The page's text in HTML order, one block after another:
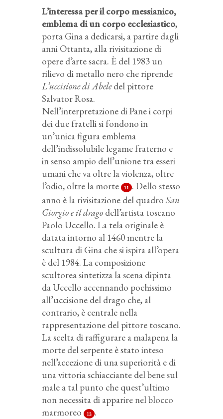
L’interessa per il corpo messianico,
emblema di un corpo ecclesiastico,
porta Gina a dedicarsi, a partire dagli
anni Ottanta, alla rivisitazione di
opere d’arte sacra. È del 1983 un
rilievo di metallo nero che riprende
L’uccisione di Abeledel pittore
Salvator Rosa.
Nell’interpretazione di Pane i corpi
dei due fratelli si fondono in
un’unica figura emblema
dell’indissolubile legame fraterno e
in senso ampio dell’unione tra esseri
umani che va oltre la violenza, oltre
l’odio, oltre la morte
11
. Dello stesso
anno è la rivisitazione del quadro San
Giorgio e il drago dell’artista toscano
Paolo Uccello. La tela originale è
datata intorno al 1460 mentre la
scultura di Gina che si ispira all’opera
è del 1984. La composizione
scultorea sintetizza la scena dipinta
da Uccello accennando pochissimo
all’uccisione del drago che, al
contrario, è centrale nella
rappresentazione del pittore toscano.
La scelta di raffigurare a malapena la
morte del serpente è stato inteso
nell’accezione di una superiorità e di
una vittoria schiacciante del bene sul
male a tal punto che quest’ultimo
non necessita di apparire nel blocco
marmoreo
12 .